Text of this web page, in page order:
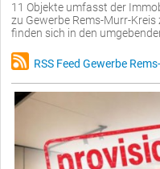
11 Objekte umfasst der
zu Gewerbe Rems-Murr-
finden sich in den
RSS Feed Gewerbe